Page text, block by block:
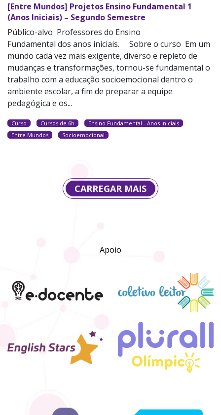
[Entre Mundos] Projetos Ensino Fundamental 1
(Anos Iniciais) – Segundo Semestre
Público-alvo Professores do Ensino
Fundamental dos anos iniciais. Sobre o curso Em um
mundo cada vez mais exigente, diverso e repleto de
mudanças e transformações, tornou-se fundamental o
trabalho com a educação socioemocional dentro o
ambiente escolar, a fim de preparar a equipe
pedagógica e os...
Curso Cursos de 6h
Ensino Fundamental - Anos Iniciais
Entre Mundos
Socioemocional
CARREGAR MAIS
Apoio